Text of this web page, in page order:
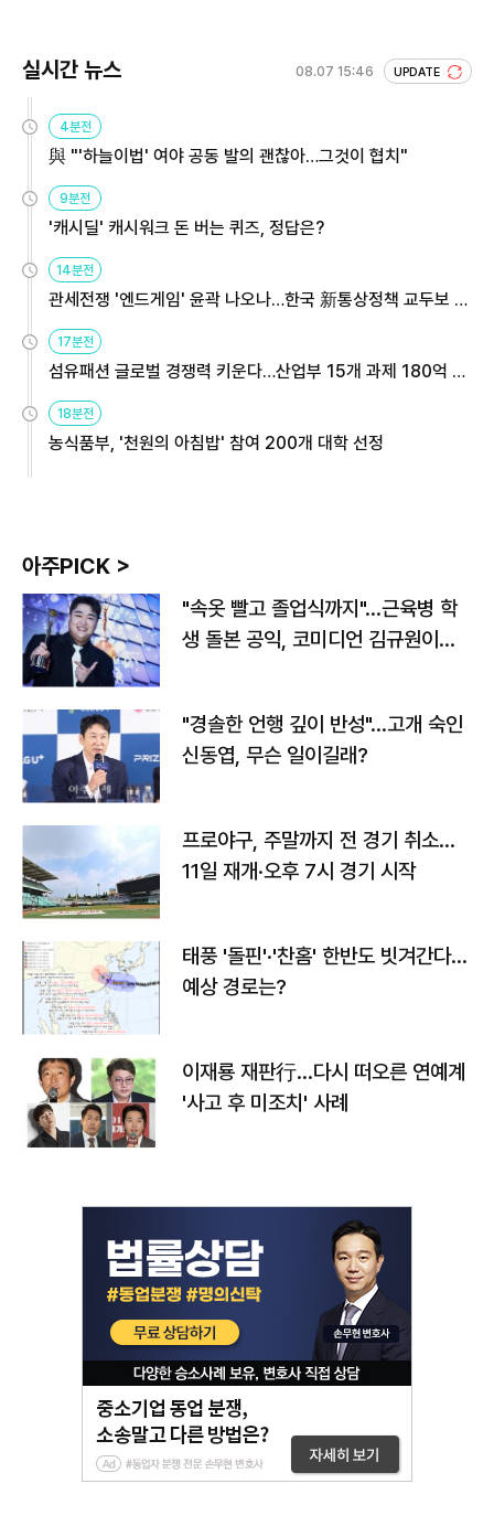
실시간 뉴스 08.07 15:46 UPDATE
4분전
與 "'하늘이법' 여야 공동 발의 괜찮아…그것이 협치"
9분전
'캐시딜' 캐시워크 돈 버는 퀴즈, 정답은?
14분전
관세전쟁 '엔드게임' 윤곽 나오나…한국 新통상정책 교두보 활
17분전
섬유패션 글로벌 경쟁력 키운다…산업부 15개 과제 180억 지
18분전
농식품부, '천원의 아침밥' 참여 200개 대학 선정
아주PICK >
"속옷 빨고 졸업식까지"…근육병 학
생 돌본 공익, 코미디언 김규원이었
"경솔한 언행 깊이 반성"…고개 숙인
신동엽, 무슨 일이길래?
프로야구, 주말까지 전 경기 취소…
11일 재개·오후 7시 경기 시작
태풍 '돌핀'·'찬홈' 한반도 빗겨간다…
예상 경로는?
이재룡 재판行…다시 떠오른 연예계
'사고 후 미조치' 사례